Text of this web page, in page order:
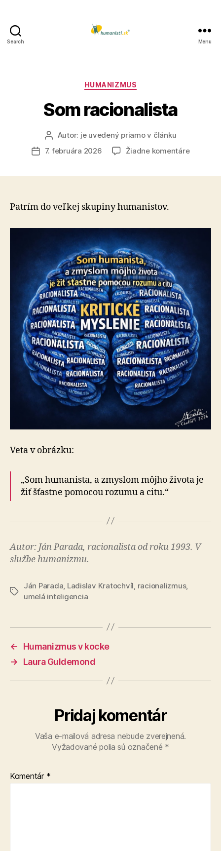
Search Menu
Kategórie
HUMANIZMUS
Som racionalista
Autor
článku
Autor: je uvedený priamo v článku
Dátum
7. februára 2026 Žiadne komentárena
Patrím do veľkej skupiny humanistov.
Veta v obrázku:
„Som humanista, a zmyslom môjho života je
žiť šťastne pomocou rozumu a citu.“
Autor: Ján Parada, racionalista od roku 1993. V
službe humanizmu.
Značky
Ján Parada Ladislav Kratochvíl racionalizmus,
umelá inteligencia
←
Humanizmus v kocke
→
Laura Guldemond
Pridaj komentár
Vaša e-mailová adresa nebude zverejnená.
Vyžadované polia sú označené *
Komentár *